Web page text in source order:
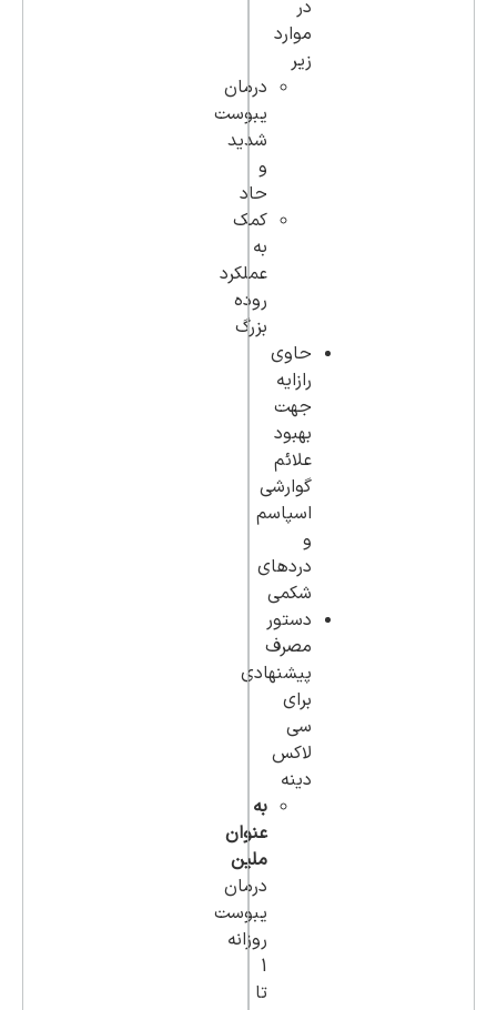
در
موارد
زیر
درمان
یبوست
شدید
و
حاد
کمک
به
عملکرد
روده
بزرگ
حاوی
رازایه
جهت
بهبود
علائم
گوارشی
اسپاسم
و
دردهای
شکمی
دستور
مصرف
پیشنهادی
برای
سی
لاکس
دینه
به
عنوان
ملین
درمان
یبوست
روزانه
1
تا